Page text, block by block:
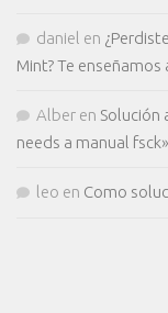
daniel en
Mint? Te enseñamos
Alber en Solución
needs a manual
leo en Como